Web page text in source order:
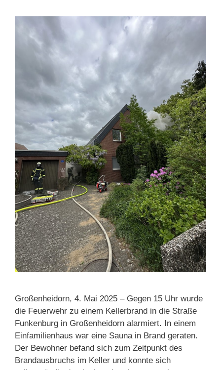
Großenheidorn, 4. Mai 2025 – Gegen 15 Uhr wurde
die Feuerwehr zu einem Kellerbrand in die Straße
Funkenburg in Großenheidorn alarmiert. In einem
Einfamilienhaus war eine Sauna in Brand geraten.
Der Bewohner befand sich zum Zeitpunkt des
Brandausbruchs im Keller und konnte sich